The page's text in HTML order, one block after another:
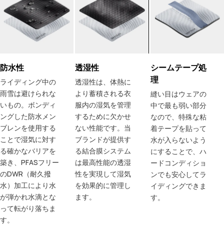
防水性
ライディング中の
雨雪は避けられな
いもの。ボンディ
ングした防水メン
ブレンを使用する
ことで湿気に対す
る確かなバリアを
築き、PFASフリー
のDWR（耐久撥
水）加工により水
が弾かれ水滴とな
って転がり落ちま
す。
透湿性
透湿性は、体熱に
より蓄積される衣
服内の湿気を管理
するために欠かせ
ない性能です。当
ブランドが提供す
る結合膜システム
は最高性能の透湿
性を実現して湿気
を効果的に管理し
ます。
シームテープ処
理
縫い目はウェアの
中で最も弱い部分
なので、特殊な粘
着テープを貼って
水が入らないよう
にすることで、ハ
ードコンディショ
ンでも安心してラ
イディングできま
す。